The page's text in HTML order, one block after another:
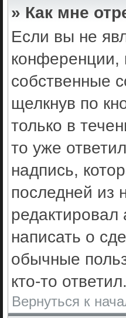
» Как мне
Если вы не
конференции,
собственные
щелкнув по
только в
то уже
надпись,
последней из
редактировал
написать о
обычные
кто-то ответил.
Вернуться к